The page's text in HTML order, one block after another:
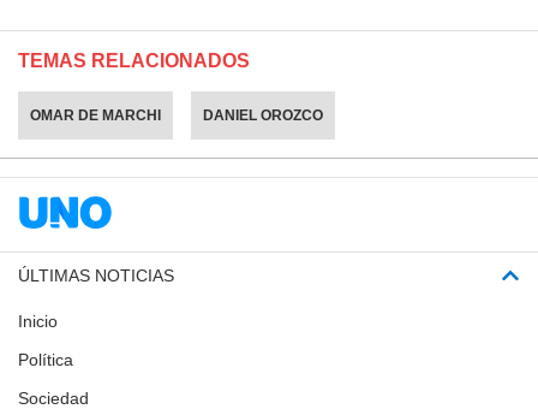
TEMAS RELACIONADOS
OMAR DE MARCHI DANIEL OROZCO
ÚLTIMAS NOTICIAS
Inicio
Política
Sociedad